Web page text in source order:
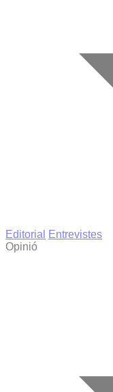
Editorial
Entrevistes
Opinió